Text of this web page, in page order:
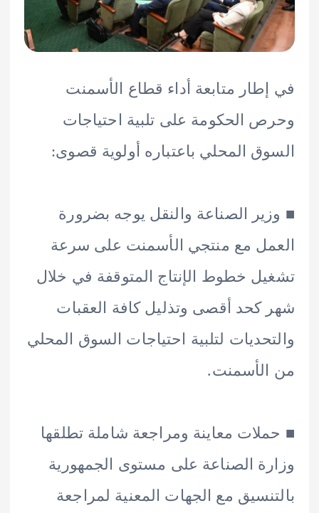
متابعة أداء قطاع الأسمنت
الحكومة على تلبية احتياجات
المحلي باعتباره أولوية قصوى:
الصناعة والنقل يوجه بضرورة
مع منتجي الأسمنت على سرعة
خطوط الإنتاج المتوقفة في خلال
كحد أقصى وتذليل كافة العقبات
لتلبية احتياجات السوق المحلي
معاينة ومراجعة شاملة تطلقها
الصناعة على مستوى الجمهورية
مع الجهات المعنية لمراجعة